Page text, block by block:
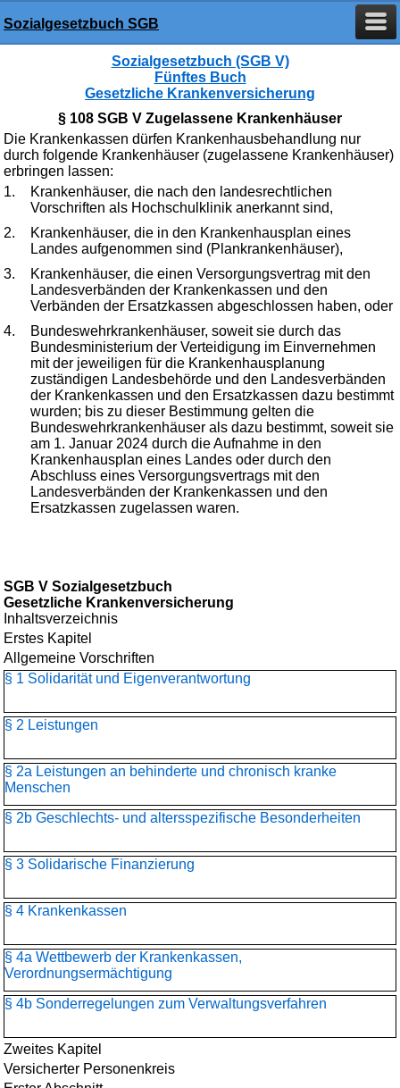
Sozialgesetzbuch SGB
Sozialgesetzbuch (SGB V)
Fünftes Buch
Gesetzliche Krankenversicherung
§ 108 SGB V Zugelassene Krankenhäuser
Die Krankenkassen dürfen Krankenhausbehandlung nur
durch folgende Krankenhäuser (zugelassene Krankenhäuser)
erbringen lassen:
1.
Krankenhäuser, die nach den landesrechtlichen
Vorschriften als Hochschulklinik anerkannt sind,
2.
Krankenhäuser, die in den Krankenhausplan eines
Landes aufgenommen sind (Plankrankenhäuser),
3.
Krankenhäuser, die einen Versorgungsvertrag mit den
Landesverbänden der Krankenkassen und den
Verbänden der Ersatzkassen abgeschlossen haben, oder
4.
Bundeswehrkrankenhäuser, soweit sie durch das
Bundesministerium der Verteidigung im Einvernehmen
mit der jeweiligen für die Krankenhausplanung
zuständigen Landesbehörde und den Landesverbänden
der Krankenkassen und den Ersatzkassen dazu bestimmt
wurden; bis zu dieser Bestimmung gelten die
Bundeswehrkrankenhäuser als dazu bestimmt, soweit sie
am 1. Januar 2024 durch die Aufnahme in den
Krankenhausplan eines Landes oder durch den
Abschluss eines Versorgungsvertrags mit den
Landesverbänden der Krankenkassen und den
Ersatzkassen zugelassen waren.
SGB V Sozialgesetzbuch
Gesetzliche Krankenversicherung
Inhaltsverzeichnis
Erstes Kapitel
Allgemeine Vorschriften
§ 1 Solidarität und Eigenverantwortung
§ 2 Leistungen
§ 2a Leistungen an behinderte und chronisch kranke
Menschen
§ 2b Geschlechts- und altersspezifische Besonderheiten
§ 3 Solidarische Finanzierung
§ 4 Krankenkassen
§ 4a Wettbewerb der Krankenkassen,
Verordnungsermächtigung
§ 4b Sonderregelungen zum Verwaltungsverfahren
Zweites Kapitel
Versicherter Personenkreis